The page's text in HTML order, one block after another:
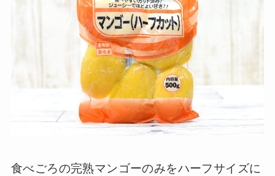
食べごろの完熟マンゴーのみをハーフサイズに